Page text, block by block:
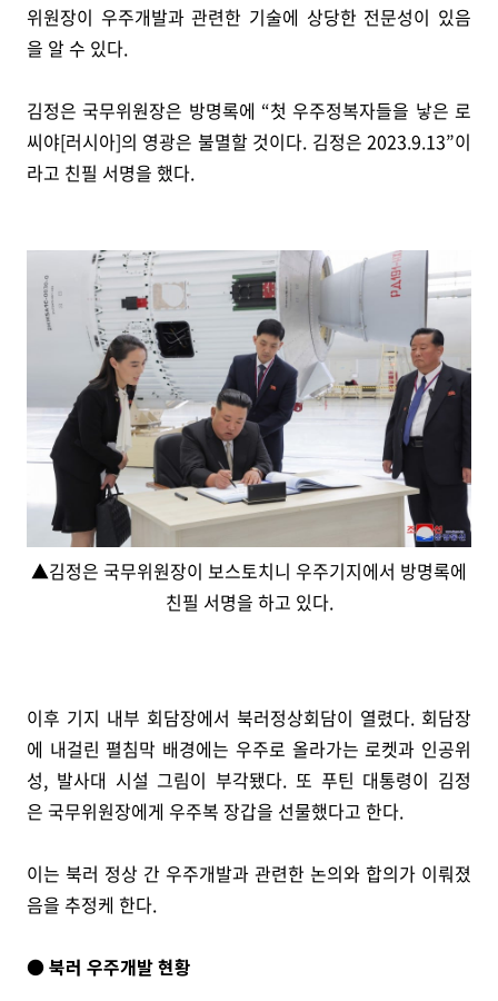
위원장이 우주개발과 관련한 기술에 상당한 전문성이 있음
을 알 수 있다.
김정은 국무위원장은 방명록에 “첫 우주정복자들을 낳은 로
씨야[러시아]의 영광은 불멸할 것이다. 김정은 2023.9.13”이
라고 친필 서명을 했다.
▲김정은 국무위원장이 보스토치니 우주기지에서 방명록에
친필 서명을 하고 있다.
이후 기지 내부 회담장에서 북러정상회담이 열렸다. 회담장
에 내걸린 펼침막 배경에는 우주로 올라가는 로켓과 인공위
성, 발사대 시설 그림이 부각됐다. 또 푸틴 대통령이 김정
은 국무위원장에게 우주복 장갑을 선물했다고 한다.
이는 북러 정상 간 우주개발과 관련한 논의와 합의가 이뤄졌
음을 추정케 한다.
● 북러 우주개발 현황